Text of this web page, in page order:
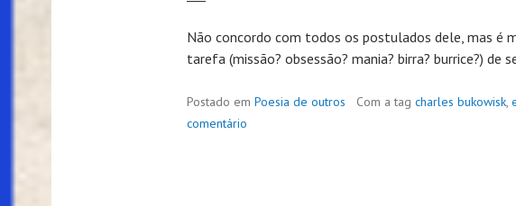
Não concordo com todos os postulados dele, mas é
tarefa (missão? obsessão? mania? birra? burrice?) de
Postado em Poesia de outros Com a tag charles bukowisk,
comentário